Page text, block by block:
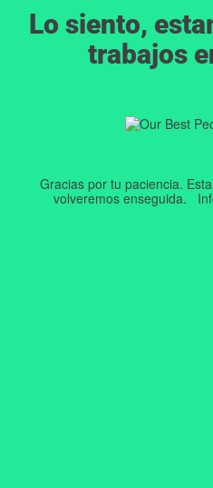
Lo siento,
trabajos
Gracias por tu paciencia.
volveremos enseguida.